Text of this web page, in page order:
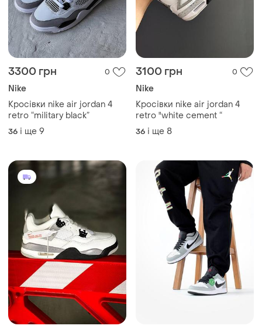
3300 грн 0
Nike
Кросівки nike air jordan 4
retro “military black”
36 і ще 9
3100 грн 0
Nike
Кросівки nike air jordan 4
retro "white cement “
36 і ще 8